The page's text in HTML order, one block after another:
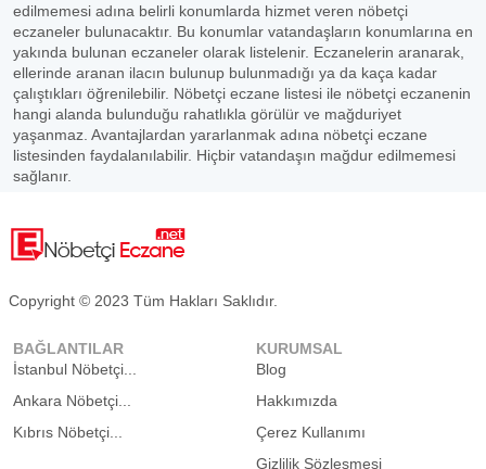
edilmemesi adına belirli konumlarda hizmet veren nöbetçi
eczaneler bulunacaktır. Bu konumlar vatandaşların konumlarına en
yakında bulunan eczaneler olarak listelenir. Eczanelerin aranarak,
ellerinde aranan ilacın bulunup bulunmadığı ya da kaça kadar
çalıştıkları öğrenilebilir. Nöbetçi eczane listesi ile nöbetçi eczanenin
hangi alanda bulunduğu rahatlıkla görülür ve mağduriyet
yaşanmaz. Avantajlardan yararlanmak adına nöbetçi eczane
listesinden faydalanılabilir. Hiçbir vatandaşın mağdur edilmemesi
sağlanır.
Copyright © 2023 Tüm Hakları Saklıdır.
BAĞLANTILAR
İstanbul Nöbetçi...
Ankara Nöbetçi...
Kıbrıs Nöbetçi...
KURUMSAL
Blog
Hakkımızda
Çerez Kullanımı
Gizlilik Sözleşmesi